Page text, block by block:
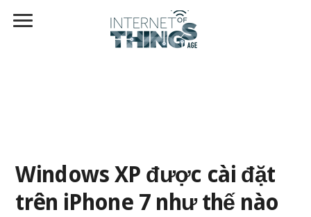
Windows XP được cài đặt
trên iPhone 7 như thế nào